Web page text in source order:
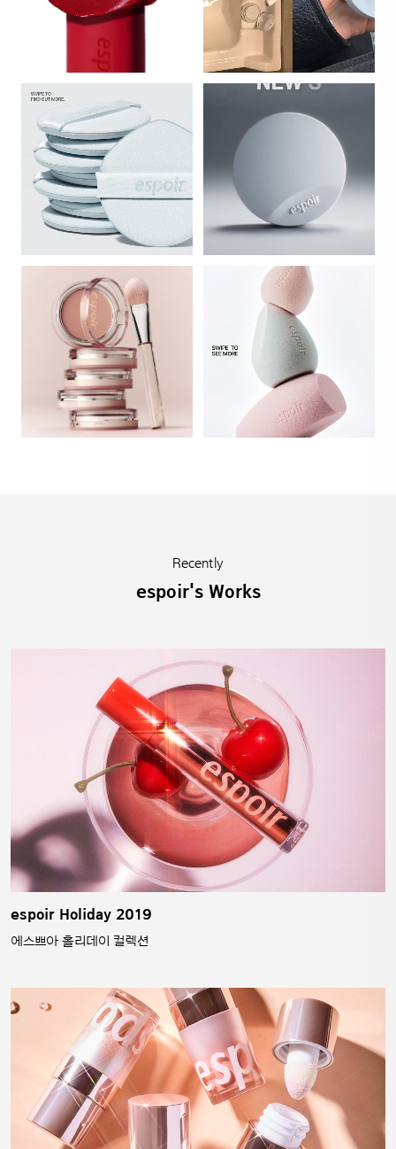
Recently
espoir's Works
espoir Holiday 2019
에스쁘아 홀리데이 컬렉션